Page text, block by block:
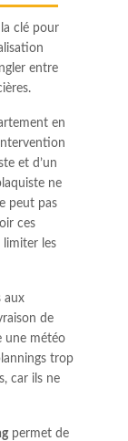
clé pour
entre
en
et d’un
ne
peut pas
ces
limiter les
aux
de
une météo
trop
car ils ne
permet de